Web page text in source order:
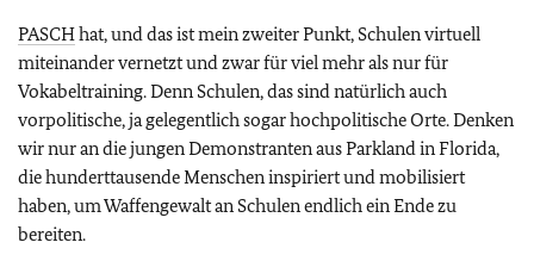
PASCHhat, und das ist mein zweiter Punkt, Schulen virtuell
miteinander vernetzt und zwar für viel mehr als nur für
Vokabeltraining. Denn Schulen, das sind natürlich auch
vorpolitische, ja gelegentlich sogar hochpolitische Orte. Denken
wir nur an die jungen Demonstranten aus Parkland in Florida,
die hunderttausende Menschen inspiriert und mobilisiert
haben, um Waffengewalt an Schulen endlich ein Ende zu
bereiten.